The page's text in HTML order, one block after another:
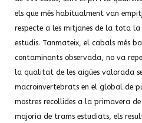
els que més habitualment van
respecte a les mitjanes de la tota la
estudis. Tanmateix, el cabals més
contaminants observada, no va
la qualitat de les aigües valorada
macroinvertebrats en el global de
mostres recollides a la primavera
majoria de trams estudiats, els